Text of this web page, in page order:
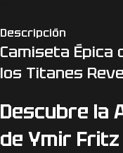
Descripción
Camiseta Épica
los Titanes
Descubre la
de Ymir